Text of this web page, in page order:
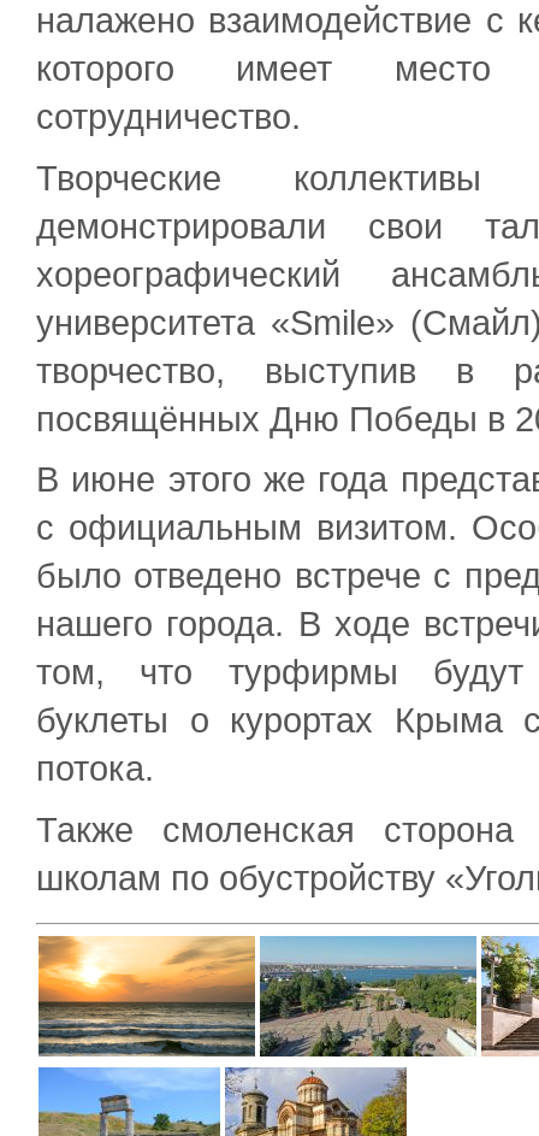
налажено взаимодействие с
которого имеет место
сотрудничество.
Творческие
демонстрировали свои
хореографический
университета «Smile»
творчество, выступив в
посвящённых Дню Победы в
В июне этого же года
с официальным визитом.
было отведено встрече с
нашего города. В ходе
том, что турфирмы будут
буклеты о курортах Крыма
потока.
Также смоленская сторона
школам по обустройству